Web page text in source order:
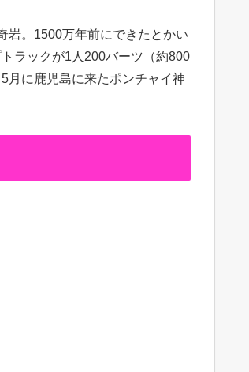
岩。1500万年前にできたとかい
ラックが1人200バーツ（約800
月に鹿児島に来たポンチャイ神